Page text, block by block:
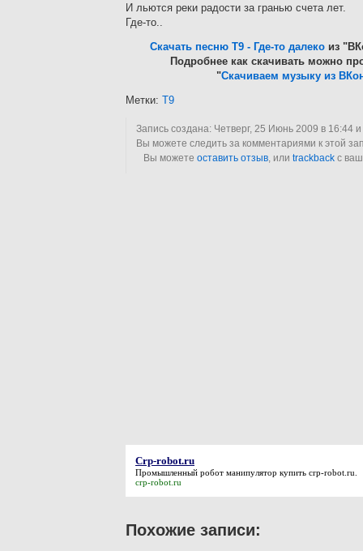
И льются реки радости за гранью счета лет.
Где-то..
Скачать песню Т9 - Где-то далекоиз
Подробнее как скачивать можно
"Скачиваем музыку из
Метки: T9
Запись создана: Четверг, 25 Июнь 2009 в 16:44
Вы можете следить за комментариями к этой
Вы можете оставить отзыв, или trackbackс
Crp-robot.ru
Промышленный робот манипулятор купить crp-robot.ru
crp-robot.ru
Похожие записи: